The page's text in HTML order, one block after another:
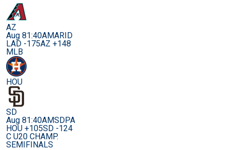
AZ
Aug 81:40AMARID
LAD -175AZ +148
MLB
HOU
SD
Aug 81:40AMSDPA
HOU +105SD -124
C U20 CHAMP.
SEMIFINALS